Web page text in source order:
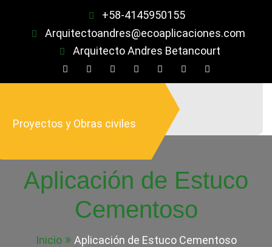
contenido
+58-4145950155
Arquitectoandres@ecoaplicaciones.com
Arquitecto Andres Betancourt
Proyectos y Obras civiles
Aplicación de Estuco
Cementoso
Inicio Aplicación de Estuco Cementoso